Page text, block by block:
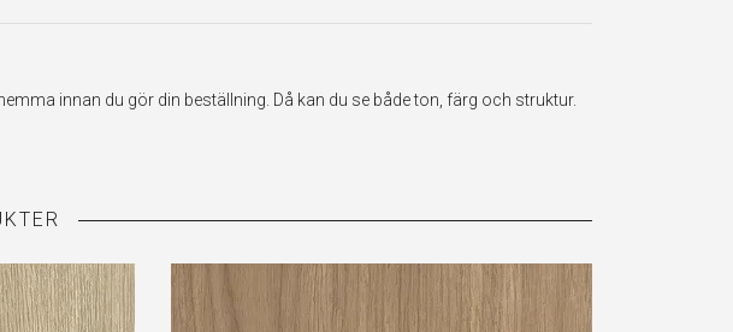
innan du gör din beställning. Då kan du se både ton, färg och struktur.